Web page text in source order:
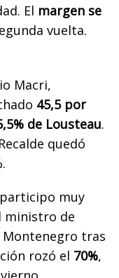
El margen se
vuelta.
Macri,
45,5 por
de Lousteau.
quedó
muy
ministro de
Montenegro tras
rozó el 70%,